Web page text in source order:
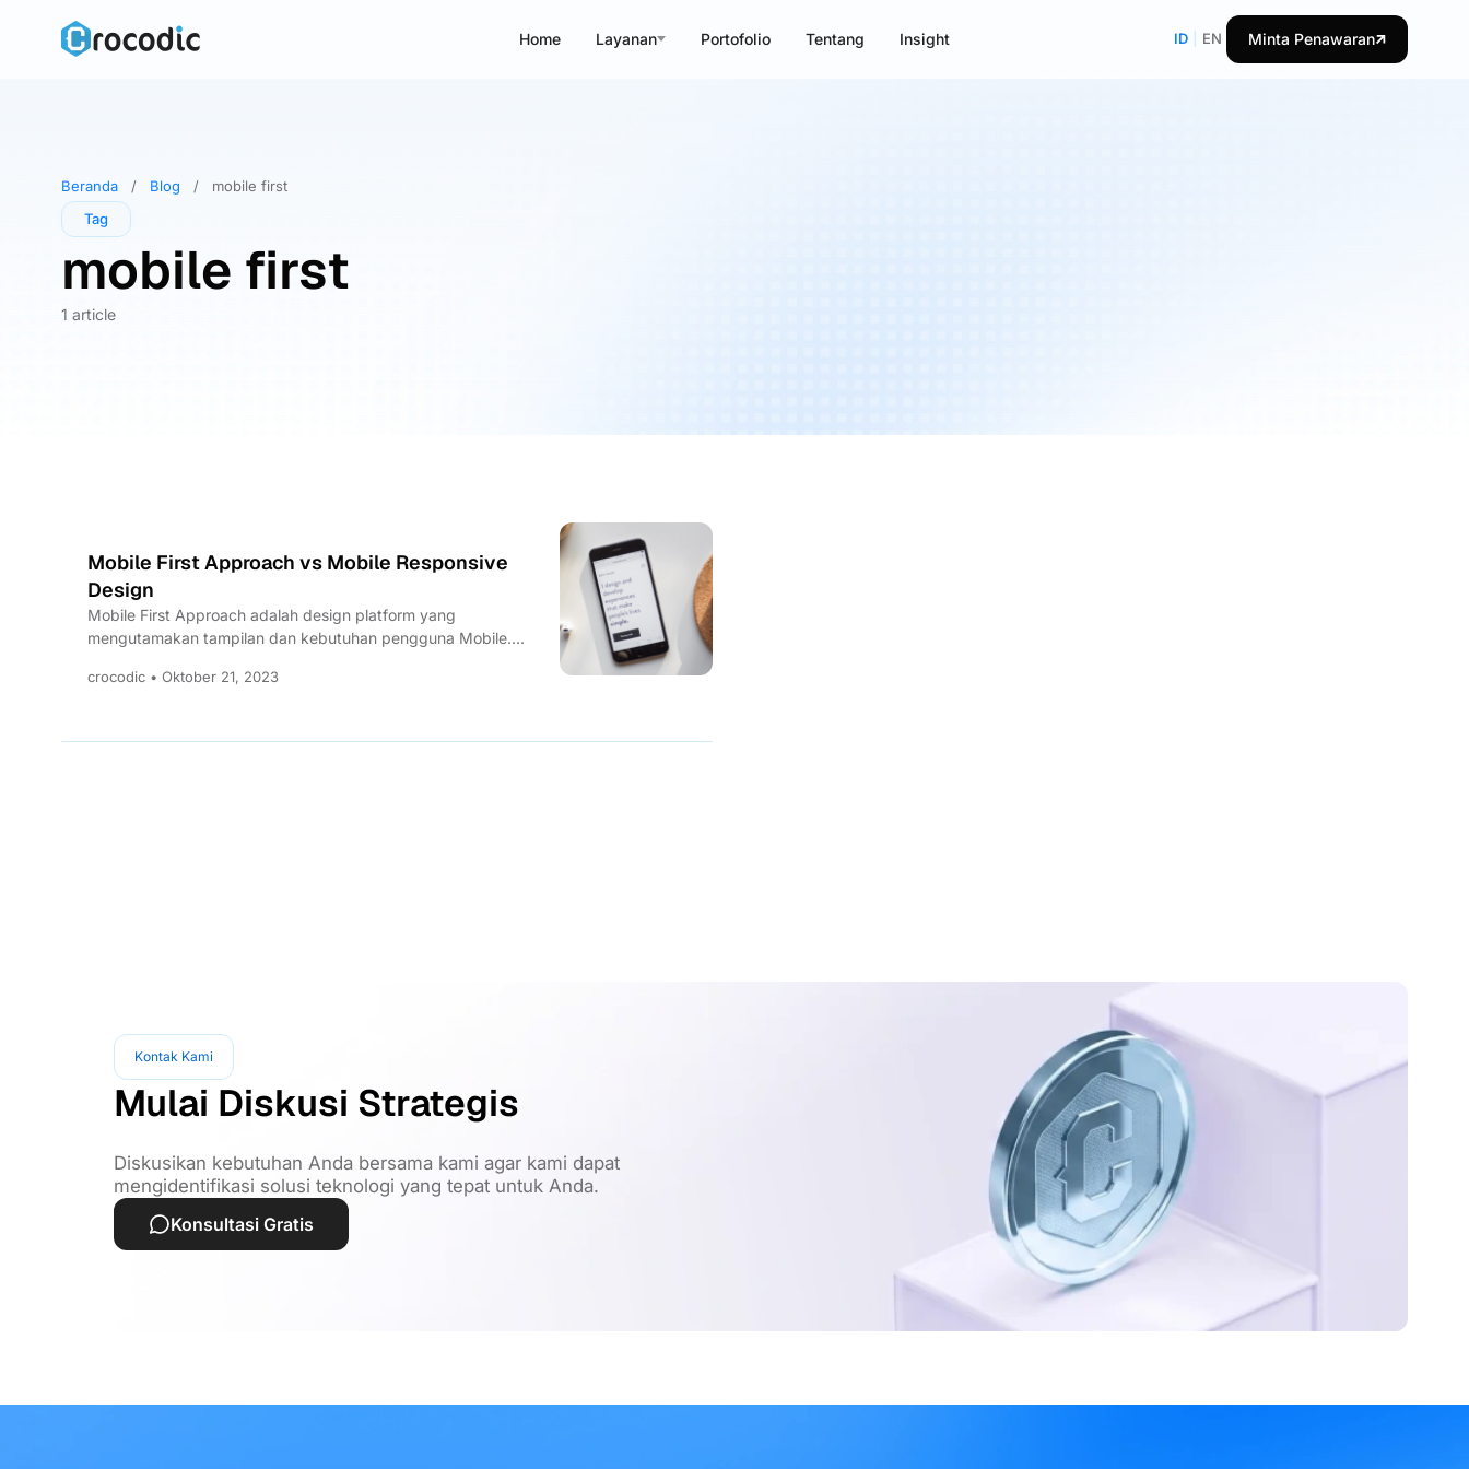
Home Layanan Portofolio Tentang Insight ID EN Minta Penawaran
Beranda / Blog /
mobile first
Tag
mobile first
1 article
Mobile First Approach vs Mobile Responsive
Design
Mobile First Approach adalah design platform yang
mengutamakan tampilan dan kebutuhan pengguna Mobile.
crocodic • Oktober 21, 2023
Kontak Kami
Mulai Diskusi Strategis
Diskusikan kebutuhan Anda bersama kami agar kami dapat
mengidentifikasi solusi teknologi yang tepat untuk Anda.
Konsultasi Gratis